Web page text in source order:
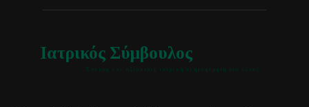
Ιατρικός Σύμβουλος